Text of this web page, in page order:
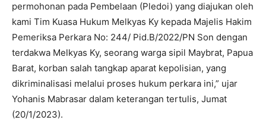
permohonan pada Pembelaan (Pledoi) yang diajukan oleh
kami Tim Kuasa Hukum Melkyas Ky kepada Majelis Hakim
Pemeriksa Perkara No: 244/ Pid.B/2022/PN Son dengan
terdakwa Melkyas Ky, seorang warga sipil Maybrat, Papua
Barat, korban salah tangkap aparat kepolisian, yang
dikriminalisasi melalui proses hukum perkara ini,” ujar
Yohanis Mabrasar dalam keterangan tertulis, Jumat
(20/1/2023).